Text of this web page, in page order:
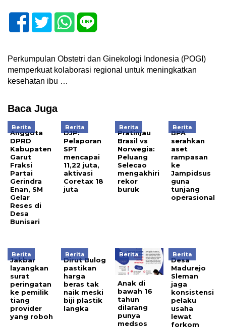
Perkumpulan Obstetri dan Ginekologi Indonesia (POGI)
memperkuat kolaborasi regional untuk meningkatkan
kesehatan ibu …
Baca Juga
Berita
Anggota
DPRD
Kabupaten
Garut
Fraksi
Partai
Gerindra
Enan, SM
Gelar
Reses di
Desa
Bunisari
Berita
DJP:
Pelaporan
SPT
mencapai
11,22 juta,
aktivasi
Coretax 18
juta
Berita
Pratinjau
Brasil vs
Norwegia:
Peluang
Selecao
mengakhiri
rekor
buruk
Berita
BPA
serahkan
aset
rampasan
ke
Jampidsus
guna
tunjang
operasional
Berita
Jakbar
layangkan
surat
peringatan
ke pemilik
tiang
provider
yang roboh
Berita
Dirut Bulog
pastikan
harga
beras tak
naik meski
biji plastik
langka
Berita
Anak di
bawah 16
tahun
dilarang
punya
medsos
Berita
Desa
Madurejo
Sleman
jaga
konsistensi
pelaku
usaha
lewat
forkom